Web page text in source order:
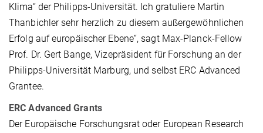
Klima“ der Philipps-Universität. Ich gratuliere Martin
Thanbichler sehr herzlich zu diesem außergewöhnlichen
Erfolg auf europäischer Ebene“, sagt Max-Planck-Fellow
Prof. Dr. Gert Bange, Vizepräsident für Forschung an der
Philipps-Universität Marburg, und selbst ERC Advanced
Grantee.
ERC Advanced Grants
Der Europäische Forschungsrat oder European Research